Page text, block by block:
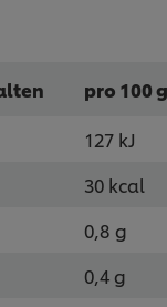
pro 100
127 kJ
30 kcal
0,8 g
0,4 g